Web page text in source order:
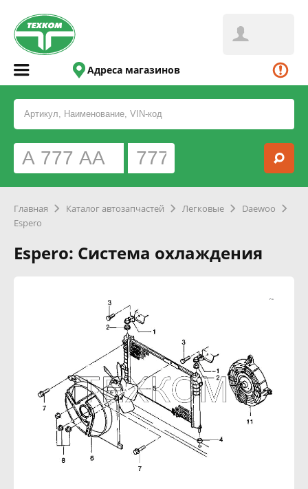
Адреса магазинов
Главная Каталог автозапчастей Легковые
Daewoo
Espero
Espero: Система охлаждения